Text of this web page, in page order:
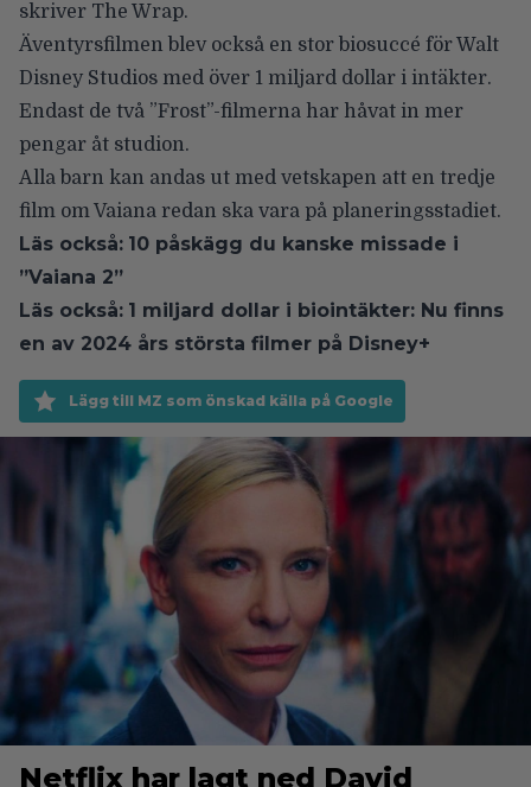
skriver The Wrap.
Äventyrsfilmen blev också en stor biosuccé för Walt
Disney Studios med över 1 miljard dollar i intäkter.
Endast de två ”Frost”-filmerna har håvat in mer
pengar åt studion.
Alla barn kan andas ut med vetskapen att en tredje
film om Vaiana redan ska vara på planeringsstadiet.
Läs också: 10 påskägg du kanske missade i
”Vaiana 2”
Läs också: 1 miljard dollar i biointäkter: Nu finns
en av 2024 års största filmer på Disney+
Lägg till MZ som önskad källa på Google
Netflix har lagt ned David